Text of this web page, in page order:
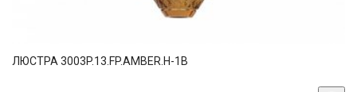
ЛЮСТРА 3003P.13.FP.AMBER.H-1B